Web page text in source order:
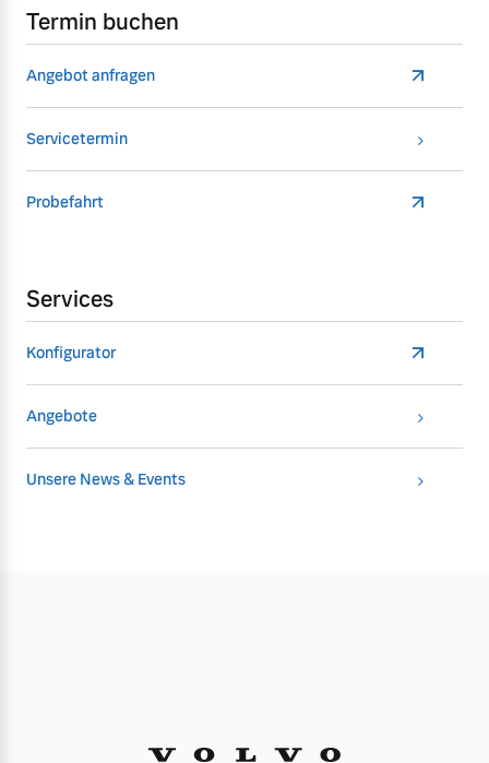
Termin buchen
Angebot anfragen
Servicetermin
Probefahrt
Services
Konfigurator
Angebote
Unsere News & Events